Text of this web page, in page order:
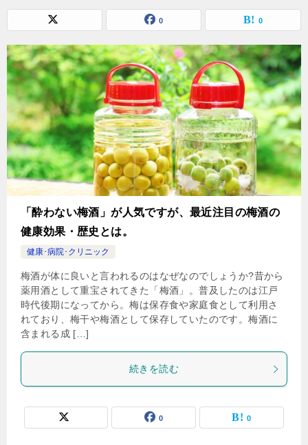
0 0
「酔わない梅酒」が人気ですが、最近注目の梅酒の
健康効果・歴史とは。
健康･病院･クリニック
梅酒が体に良いと言われるのはなぜなのでしょうか?昔から
薬用酒として重宝されてきた「梅酒」。普及したのは江戸
時代後期になってから。梅は保存食や家庭食として利用さ
れており、梅干や梅酒として保存していたのです。梅酒に
含まれる成 […]
続きを読む
0 0